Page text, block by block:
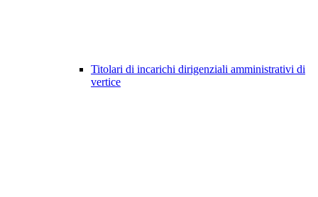
Titolari di incarichi dirigenziali amministrativi di
vertice